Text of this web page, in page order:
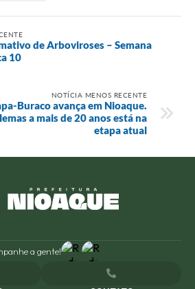
de Arboviroses – Semana
10
NOTÍCIA MENOS RECENTE
Buraco avança em Nioaque.
a mais de 20 anos está na
etapa atual
a gente!